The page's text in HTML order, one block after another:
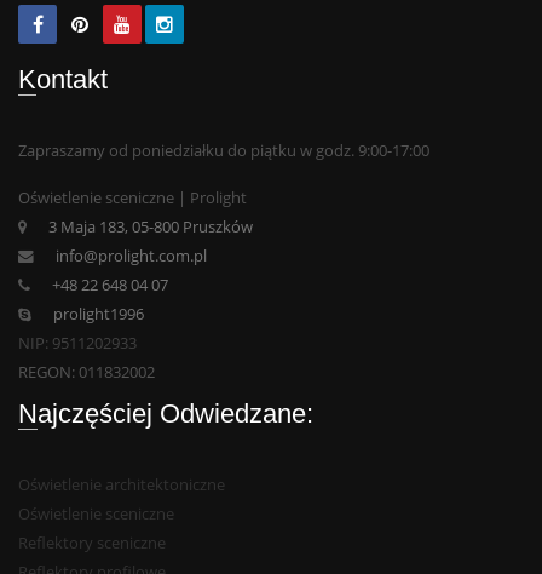
Kontakt
Zapraszamy od poniedziałku do piątku w godz. 9:00-17:00
Oświetlenie sceniczne | Prolight
3 Maja 183, 05-800 Pruszków
info@prolight.com.pl
+48 22 648 04 07
prolight1996
NIP: 9511202933
REGON: 011832002
Najczęściej Odwiedzane:
Oświetlenie architektoniczne
Oświetlenie sceniczne
Reflektory sceniczne